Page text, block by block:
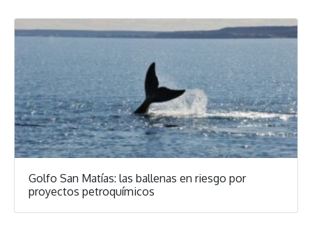
Golfo San Matías: las ballenas en riesgo por
proyectos petroquímicos